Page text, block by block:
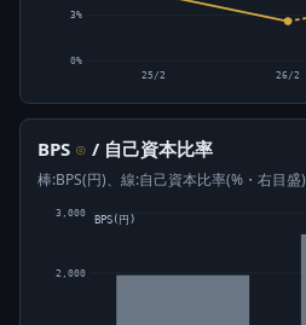
0%
3%
25/2 26/2
BPS ⊙ / 自己資本比率
棒:BPS(円)、線:自己資本比率(%・右目盛)
2,000
3,000
BPS(円)